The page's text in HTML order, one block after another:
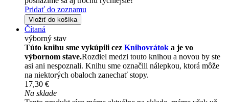
Pridať do zoznamu
Vložiť do košíka
Čítaná
výborný stav
Túto knihu sme vykúpili cez Knihovrátok a je vo
výbornom stave.Rozdiel medzi touto knihou a novou by ste
asi ani nespoznali. Knihu sme označili nálepkou, ktorá môže
na niektorých obaloch zanechať stopy.
17,30 €
Na sklade